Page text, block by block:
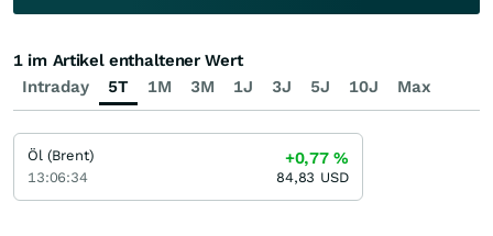
Intraday 5T 1M 3M 1J 3J 5J 10J Max
1 im Artikel enthaltener Wert
Öl (Brent)
13:06:34
+0,77%
84,83 USD